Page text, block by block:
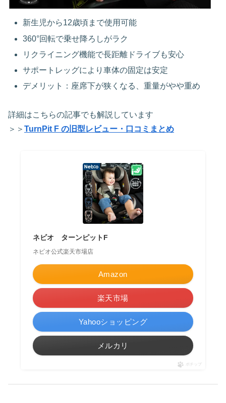
新生児から12歳頃まで使用可能
360°回転で乗せ降ろしがラク
リクライニング機能で長距離ドライブも安心
サポートレッグにより車体の固定は安定
デメリット：座席下が狭くなる、重量がやや重め
詳細はこちらの記事でも解説しています
＞＞ TurnPit F の旧型レビュー・口コミまとめ
ネビオ ターンピットF
ネビオ公式楽天市場店
Amazon
楽天市場
Yahooショッピング
メルカリ
ポチップ